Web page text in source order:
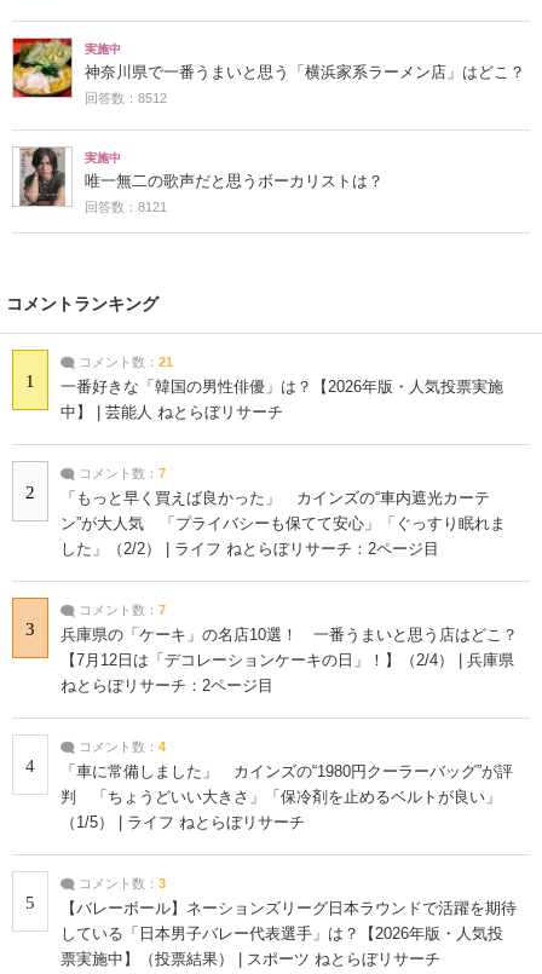
実施中
神奈川県で一番うまいと思う「横浜家系ラーメン店」はどこ？
回答数：8512
実施中
唯一無二の歌声だと思うボーカリストは？
回答数：8121
コメントランキング
1
コメント数： 21
一番好きな「韓国の男性俳優」は？【2026年版・人気投票実施
中】 | 芸能人 ねとらぼリサーチ
2
コメント数： 7
「もっと早く買えば良かった」 カインズの“車内遮光カーテ
ン”が大人気 「プライバシーも保てて安心」「ぐっすり眠れま
した」（2/2） | ライフ ねとらぼリサーチ：2ページ目
3
コメント数： 7
兵庫県の「ケーキ」の名店10選！ 一番うまいと思う店はどこ？
【7月12日は「デコレーションケーキの日」！】（2/4） | 兵庫県
ねとらぼリサーチ：2ページ目
4
コメント数： 4
「車に常備しました」 カインズの“1980円クーラーバッグ”が評
判 「ちょうどいい大きさ」「保冷剤を止めるベルトが良い」
（1/5） | ライフ ねとらぼリサーチ
5
コメント数： 3
【バレーボール】ネーションズリーグ日本ラウンドで活躍を期待
している「日本男子バレー代表選手」は？【2026年版・人気投
票実施中】（投票結果） | スポーツ ねとらぼリサーチ